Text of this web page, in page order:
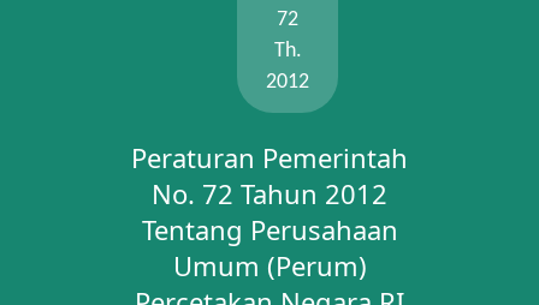
72
Th.
2012
Peraturan Pemerintah
No. 72 Tahun 2012
Tentang Perusahaan
Umum (Perum)